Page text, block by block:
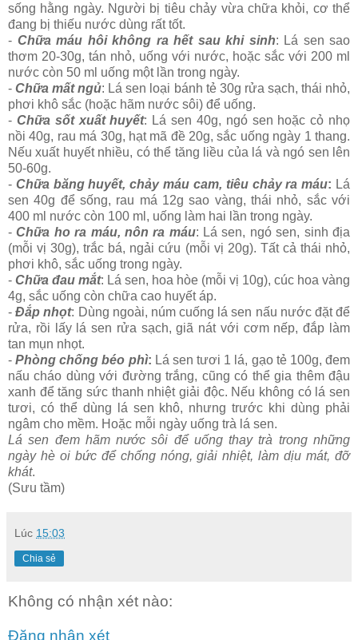
sống hằng ngày. Người bị tiêu chảy vừa chữa khỏi, cơ thể
đang bị thiếu nước dùng rất tốt.
- Chữa máu hôi không ra hết sau khi sinh: Lá sen sao
thơm 20-30g, tán nhỏ, uống với nước, hoặc sắc với 200 ml
nước còn 50 ml uống một lần trong ngày.
-Chữa mất ngủ: Lá sen loại bánh tẻ 30g rửa sạch, thái nhỏ,
phơi khô sắc (hoặc hãm nước sôi) để uống.
- Chữa sốt xuất huyết: Lá sen 40g, ngó sen hoặc cỏ nhọ
nồi 40g, rau má 30g, hạt mã đề 20g, sắc uống ngày 1 thang.
Nếu xuất huyết nhiều, có thể tăng liều của lá và ngó sen lên
50-60g.
- Chữa băng huyết, chảy máu cam, tiêu chảy ra máu: Lá
sen 40g để sống, rau má 12g sao vàng, thái nhỏ, sắc với
400 ml nước còn 100 ml, uống làm hai lần trong ngày.
-Chữa ho ra máu, nôn ra máu: Lá sen, ngó sen, sinh địa
(mỗi vị 30g), trắc bá, ngải cứu (mỗi vị 20g). Tất cả thái nhỏ,
phơi khô, sắc uống trong ngày.
- Chữa đau mắt: Lá sen, hoa hòe (mỗi vị 10g), cúc hoa vàng
4g, sắc uống còn chữa cao huyết áp.
-Đắp nhọt: Dùng ngoài, núm cuống lá sen nấu nước đặt để
rửa, rồi lấy lá sen rửa sạch, giã nát với cơm nếp, đắp làm
tan mụn nhọt.
-Phòng chống béo phì: Lá sen tươi 1 lá, gạo tẻ 100g, đem
nấu cháo dùng với đường trắng, cũng có thể gia thêm đậu
xanh để tăng sức thanh nhiệt giải độc. Nếu không có lá sen
tươi, có thể dùng lá sen khô, nhưng trước khi dùng phải
ngâm cho mềm. Hoặc mỗi ngày uống trà lá sen.
Lá sen đem hãm nước sôi để uống thay trà trong những
ngày hè oi bức để chống nóng, giải nhiệt, làm dịu mát, đỡ
khát.
(Sưu tầm)
Lúc 15:03
Chia sẻ
Không có nhận xét nào:
Đăng nhận xét